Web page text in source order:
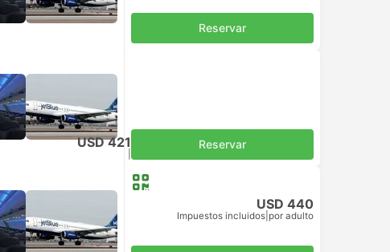
Reservar
USD 421 Reservar
USD 440
Impuestos incluidos por adulto